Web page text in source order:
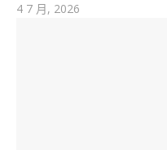
4 7 月, 2026